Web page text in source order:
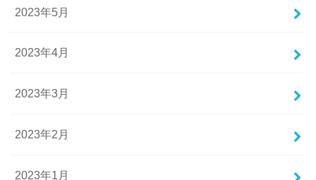
2023年5月
2023年4月
2023年3月
2023年2月
2023年1月